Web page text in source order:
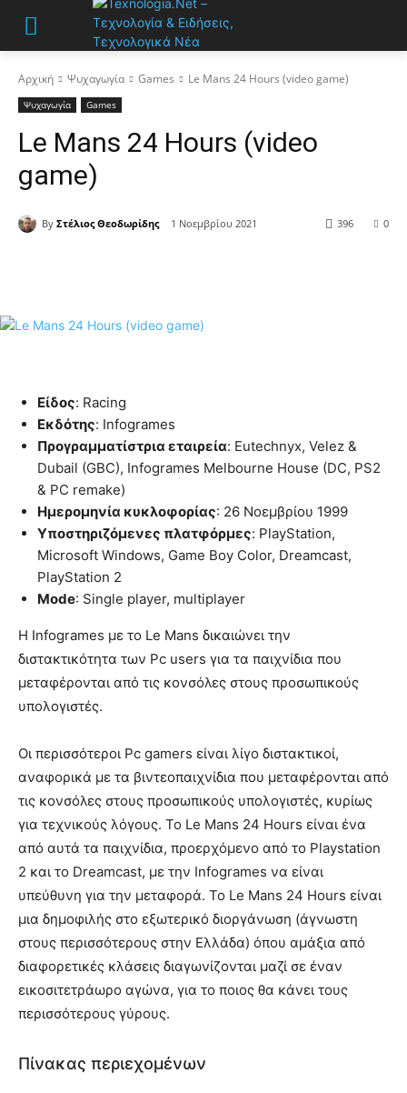
Αρχική Ψυχαγωγία Games Le Mans 24 Hours (video game)
Ψυχαγωγία Games
Le Mans 24 Hours (video
game)
By Στέλιος Θεοδωρίδης 1 Νοεμβρίου 2021 0
396
Είδος: Racing
Εκδότης: Infogrames
Προγραμματίστρια εταιρεία: Eutechnyx, Velez &
Dubail (GBC), Infogrames Melbourne House (DC, PS2
& PC remake)
Ημερομηνία κυκλοφορίας: 26 Νοεμβρίου 1999
Υποστηριζόμενες πλατφόρμες: PlayStation,
Microsoft Windows, Game Boy Color, Dreamcast,
PlayStation 2
Mode: Single player, multiplayer
Η Infogrames με το Le Mans δικαιώνει την
διστακτικότητα των Pc users για τα παιχνίδια που
μεταφέρονται από τις κονσόλες στους προσωπικούς
υπολογιστές.
Οι περισσότεροι Pc gamers είναι λίγο διστακτικοί,
αναφορικά με τα βιντεοπαιχνίδια που μεταφέρονται από
τις κονσόλες στους προσωπικούς υπολογιστές, κυρίως
για τεχνικούς λόγους. Το Le Mans 24 Hours είναι ένα
από αυτά τα παιχνίδια, προερχόμενο από το Playstation
2 και το Dreamcast, με την Infogrames να είναι
υπεύθυνη για την μεταφορά. Το Le Mans 24 Hours είναι
μια δημοφιλής στο εξωτερικό διοργάνωση (άγνωστη
στους περισσότερους στην Ελλάδα) όπου αμάξια από
διαφορετικές κλάσεις διαγωνίζονται μαζί σε έναν
εικοσιτετράωρο αγώνα, για το ποιος θα κάνει τους
περισσότερους γύρους.
Πίνακας περιεχομένων